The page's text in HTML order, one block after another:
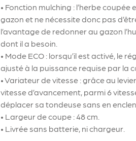
• Fonction mulching : l’herbe
gazon et ne nécessite donc pas
l’avantage de redonner au gazon
dont il a besoin.
• Mode ECO : lorsqu’il est activé,
ajusté à la puissance requise par la
• Variateur de vitesse : grâce au
vitesse d’avancement, parmi 6
déplacer sa tondeuse sans en
• Largeur de coupe : 48 cm.
• Livrée sans batterie, ni chargeur.